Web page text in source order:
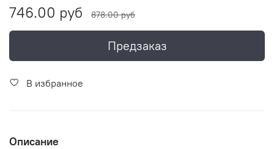
746.00 руб 878.00 руб
Предзаказ
В избранное
Описание